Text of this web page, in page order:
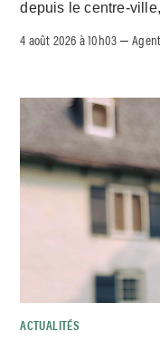
depuis le centre-
4 août 2026 à 10h03 –
ACTUALITÉS